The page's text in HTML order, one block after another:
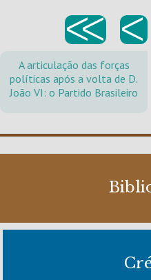
<< <
A articulação das forças
políticas após a volta de D.
João VI: o Partido Brasileiro